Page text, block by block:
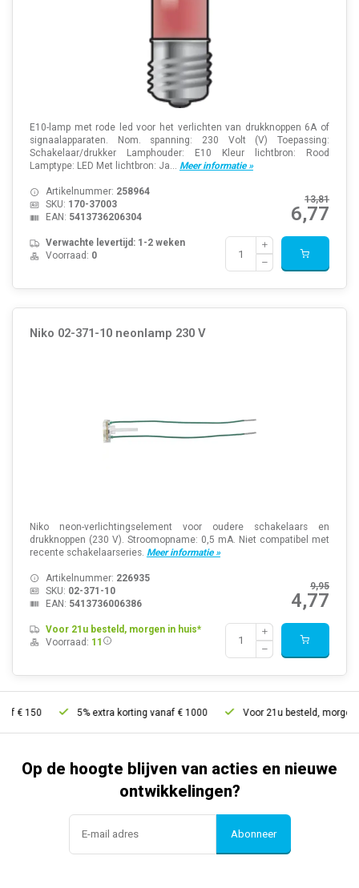
E10-lamp met rode led voor het verlichten van drukknoppen 6A of
signaalapparaten. Nom. spanning: 230 Volt (V) Toepassing:
Schakelaar/drukker Lamphouder: E10 Kleur lichtbron: Rood
Lamptype: LED Met lichtbron: Ja... Meer informatie »
13,81
6,77
Artikelnummer: 258964
SKU: 170-37003
EAN: 5413736206304
Verwachte levertijd: 1-2 weken
Voorraad: 0
Niko 02-371-10 neonlamp 230 V
Niko neon-verlichtingselement voor oudere schakelaars en
drukknoppen (230 V). Stroomopname: 0,5 mA. Niet compatibel met
recente schakelaarseries. Meer informatie »
9,95
4,77
Artikelnummer: 226935
SKU: 02-371-10
EAN: 5413736006386
Voor 21u besteld, morgen in huis*
Voorraad: 11
5% extra korting vanaf € 1000 Voor 21u besteld, morgen in huis*
Op de hoogte blijven van acties en nieuwe
ontwikkelingen?
Abonneer